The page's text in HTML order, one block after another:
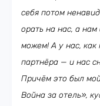
себя потом
орать на нас, а
можем! А у нас, как
партнёра — и нас
Причём это был
Война за отель»,